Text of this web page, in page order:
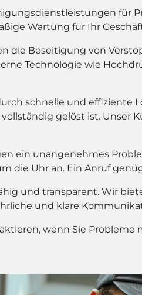
für
Wartung für Ihr
die Beseitigung von
Technologie wie
schnelle und effiziente
gelöst ist. Unser
ein unangenehmes
die Uhr an. Ein Anruf
und transparent. Wir
und klare
wenn Sie